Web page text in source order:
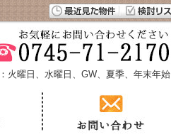
火曜日、水曜日、GW、夏季、年末年始